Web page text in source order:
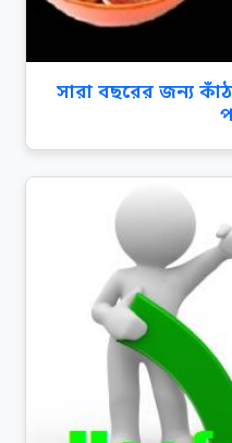
সারা বছরের জন্য